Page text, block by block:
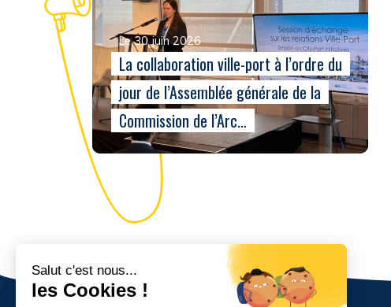
Le 30 juin 2026
La collaboration ville-port à l’ordre du
jour de l’Assemblée générale de la
Commission de l’Arc…